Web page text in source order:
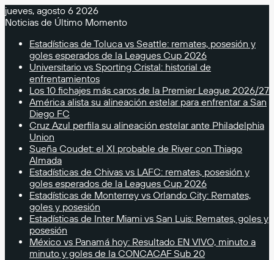
jueves, agosto 6 2026
Noticias de Último Momento
Estadísticas de Toluca vs Seattle: remates, posesión y
goles esperados de la Leagues Cup 2026
Universitario vs Sporting Cristal: historial de
enfrentamientos
Los 10 fichajes más caros de la Premier League 2026/27
América alista su alineación estelar para enfrentar a San
Diego FC
Cruz Azul perfila su alineación estelar ante Philadelphia
Union
Sueña Coudet: el XI probable de River con Thiago
Almada
Estadísticas de Chivas vs LAFC: remates, posesión y
goles esperados de la Leagues Cup 2026
Estadísticas de Monterrey vs Orlando City: Remates,
goles y posesión
Estadísticas de Inter Miami vs San Luis: Remates, goles y
posesión
México vs Panamá hoy: Resultado EN VIVO, minuto a
minuto y goles de la CONCACAF Sub 20